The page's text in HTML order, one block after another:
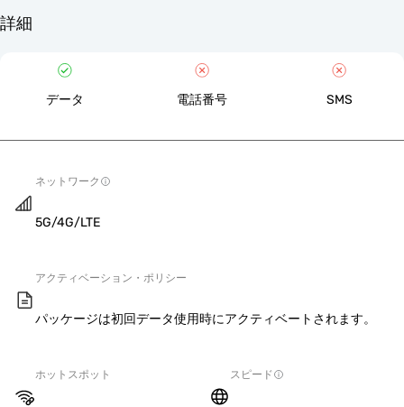
詳細
データ 電話番号 SMS
ネットワーク
5G/4G/LTE
アクティベーション・ポリシー
パッケージは初回データ使用時にアクティベートされます。
ホットスポット スピード